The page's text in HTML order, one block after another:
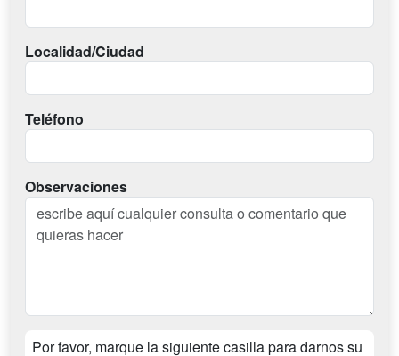
Localidad/Ciudad
Teléfono
Observaciones
Por favor, marque la siguiente casilla para darnos su